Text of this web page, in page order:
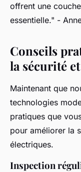
offrent une
essentielle." -
Conseils
la sécurité
Maintenant que
technologies
pratiques que
pour améliorer la
électriques.
Inspection